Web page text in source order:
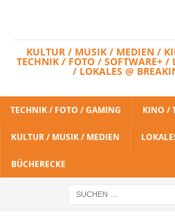
KULTUR / MUSIK / MEDIEN /
TECHNIK / FOTO / SOFTWARE+ /
/ LOKALES @
TECHNIK / FOTO / GAMING KINO /
KULTUR / MUSIK / MEDIEN
BÜCHERECKE